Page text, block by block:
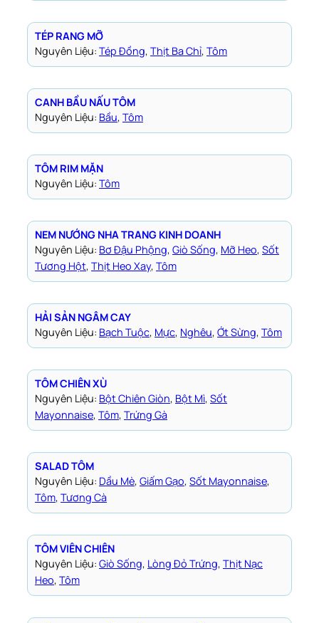
TÉP RANG MỠ
Nguyên Liệu: Tép Đồng, Thịt Ba Chỉ, Tôm
CANH BẦU NẤU TÔM
Nguyên Liệu: Bầu, Tôm
TÔM RIM MẶN
Nguyên Liệu: Tôm
NEM NƯỚNG NHA TRANG KINH DOANH
Nguyên Liệu: Bơ Đậu Phộng, Giò Sống, Mỡ Heo, Sốt
Tương Hột, Thịt Heo Xay, Tôm
HẢI SẢN NGÂM CAY
Nguyên Liệu: Bạch Tuộc, Mực, Nghêu, Ớt Sừng, Tôm
TÔM CHIÊN XÙ
Nguyên Liệu: Bột Chiên Giòn, Bột Mì, Sốt
Mayonnaise, Tôm, Trứng Gà
SALAD TÔM
Nguyên Liệu: Dầu Mè, Giấm Gạo, Sốt Mayonnaise
Tôm, Tương Cà
TÔM VIÊN CHIÊN
Nguyên Liệu: Giò Sống, Lòng Đỏ Trứng, Thịt Nạc
Heo, Tôm